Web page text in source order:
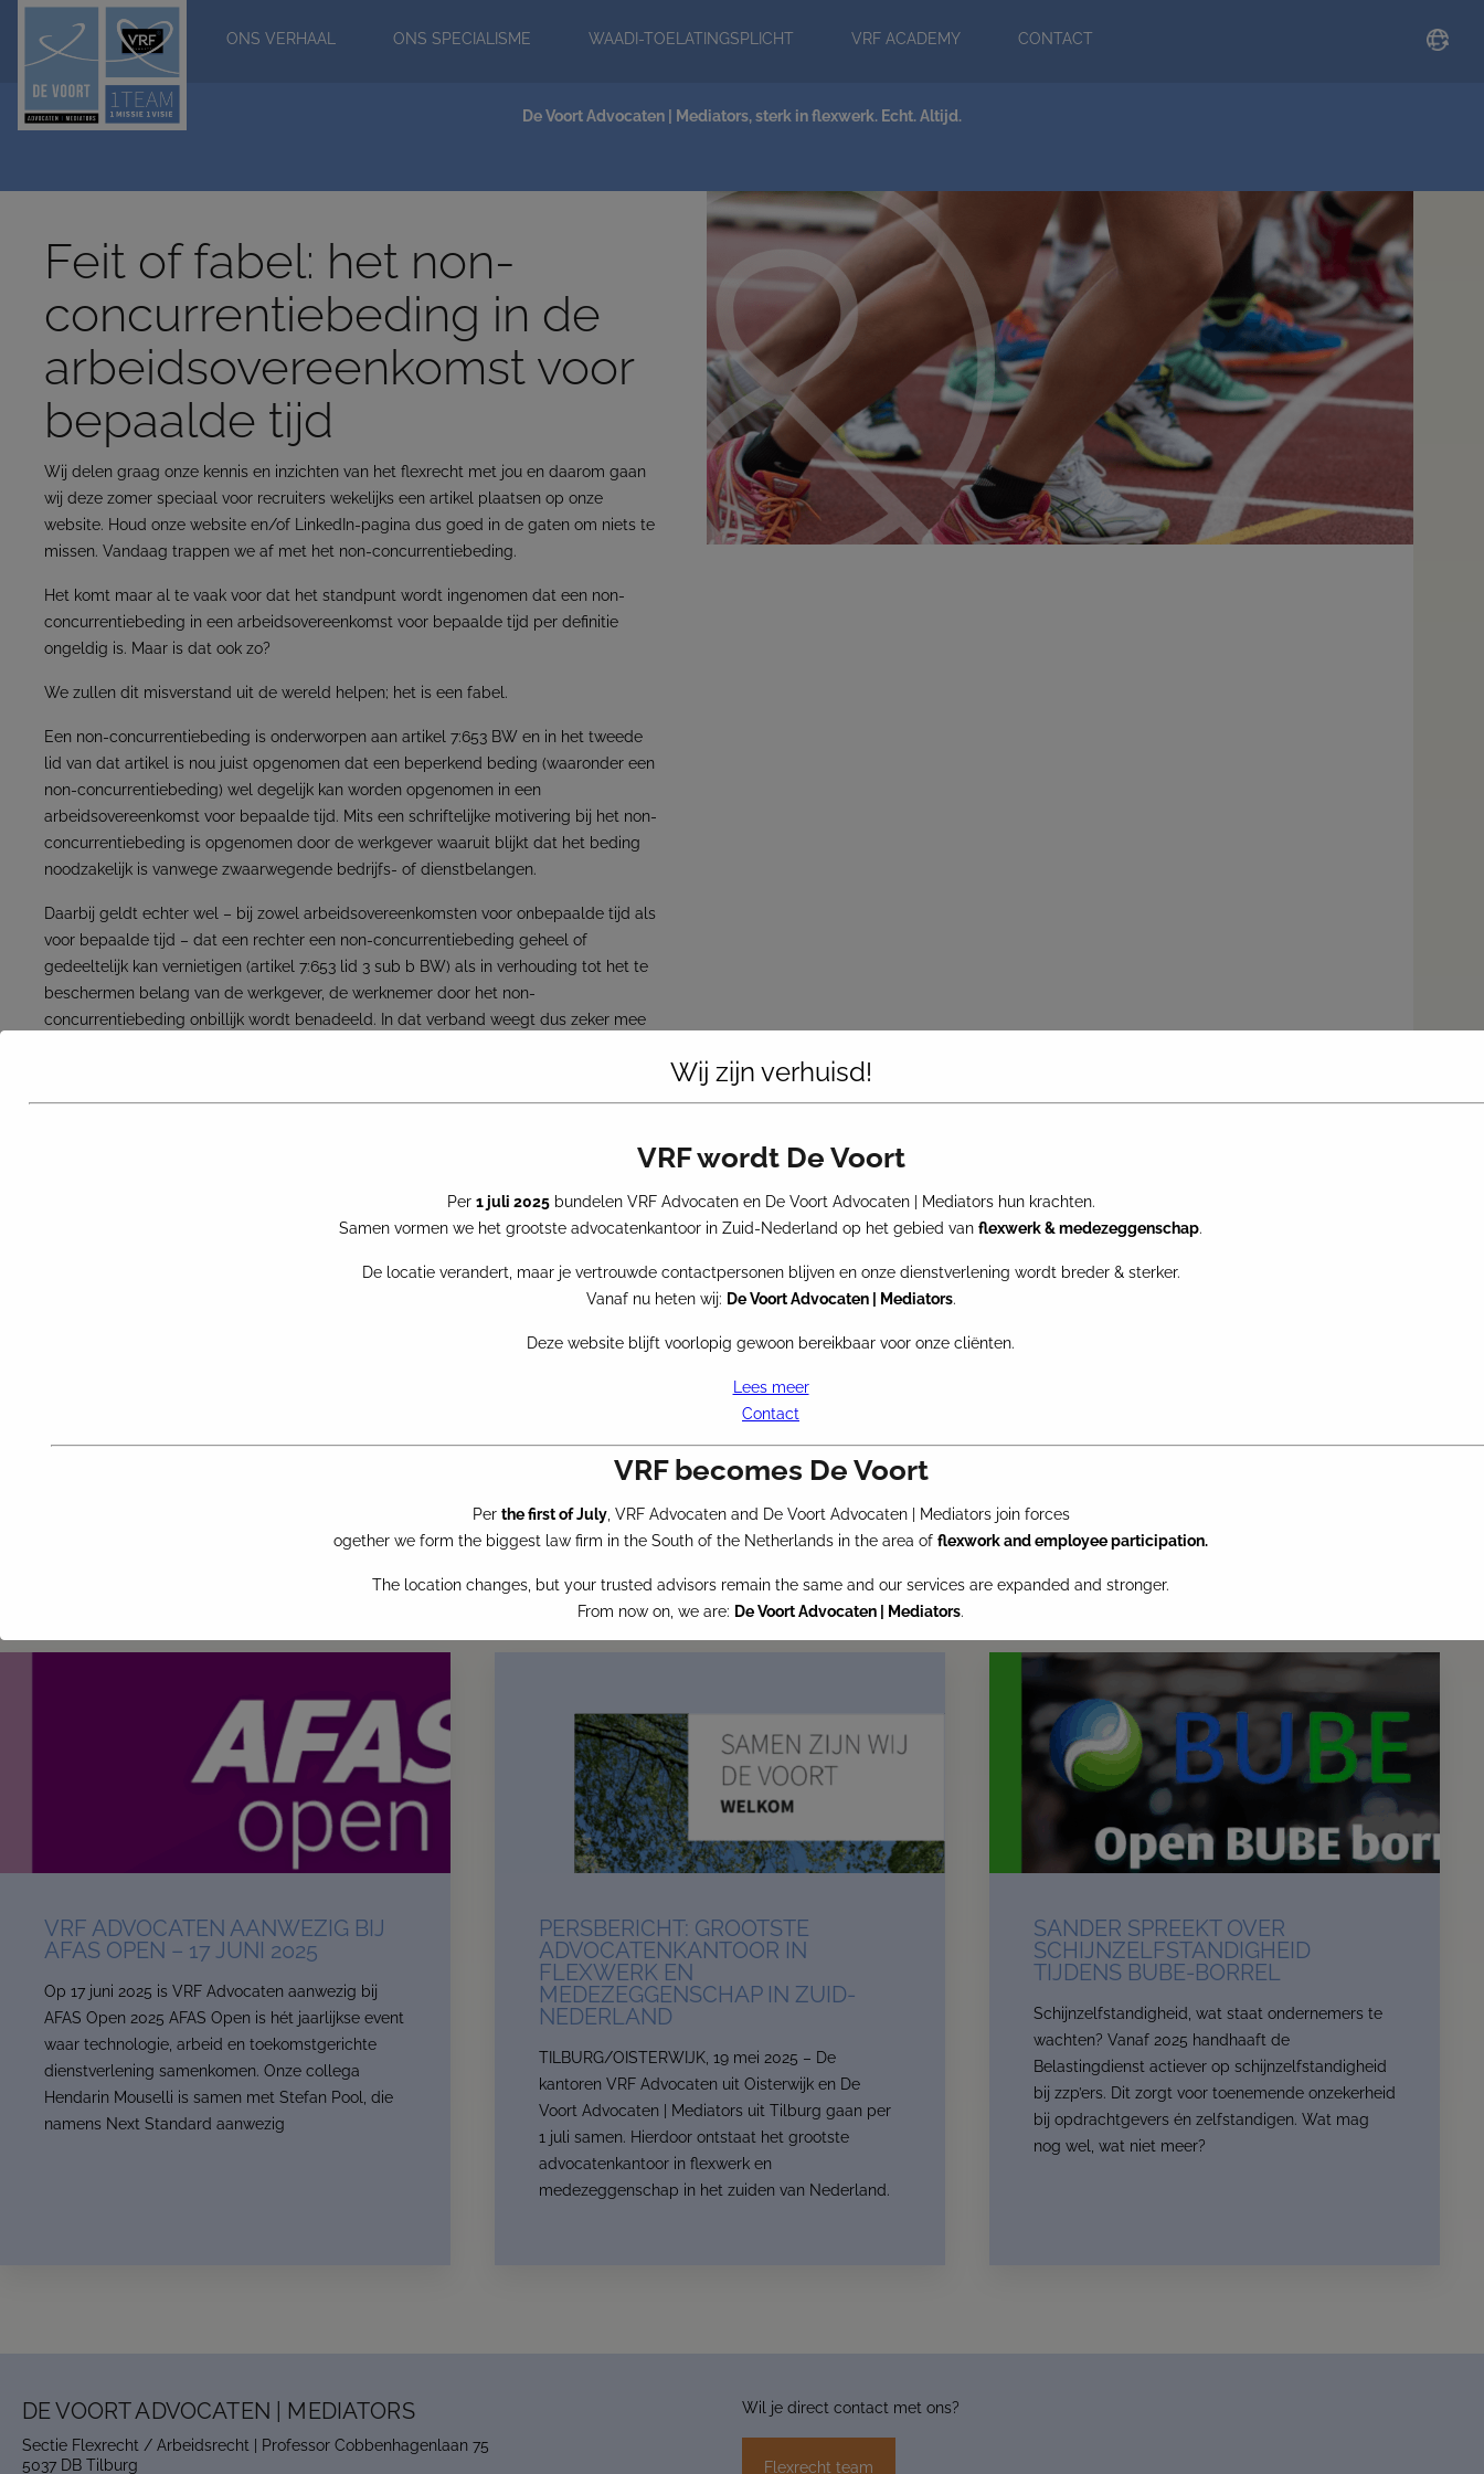
ONS VERHAAL ONS SPECIALISME WAADI-TOELATINGSPLICHT VRF ACADEMY CONTACT
De Voort Advocaten | Mediators, sterk in flexwerk. Echt. Altijd.
Feit of fabel: het non-
concurrentiebeding in de
arbeidsovereenkomst voor
bepaalde tijd
Wij delen graag onze kennis en inzichten van het flexrecht met jou en daarom gaan
wij deze zomer speciaal voor recruiters wekelijks een artikel plaatsen op onze
website. Houd onze website en/of LinkedIn-pagina dus goed in de gaten om niets te
missen. Vandaag trappen we af met het non-concurrentiebeding.
Het komt maar al te vaak voor dat het standpunt wordt ingenomen dat een non-
concurrentiebeding in een arbeidsovereenkomst voor bepaalde tijd per definitie
ongeldig is. Maar is dat ook zo?
We zullen dit misverstand uit de wereld helpen; het is een fabel.
Een non-concurrentiebeding is onderworpen aan artikel 7:653 BW en in het tweede
lid van dat artikel is nou juist opgenomen dat een beperkend beding (waaronder een
non-concurrentiebeding) wel degelijk kan worden opgenomen in een
arbeidsovereenkomst voor bepaalde tijd. Mits een schriftelijke motivering bij het non-
concurrentiebeding is opgenomen door de werkgever waaruit blijkt dat het beding
noodzakelijk is vanwege zwaarwegende bedrijfs- of dienstbelangen.
Daarbij geldt echter wel – bij zowel arbeidsovereenkomsten voor onbepaalde tijd als
voor bepaalde tijd – dat een rechter een non-concurrentiebeding geheel of
gedeeltelijk kan vernietigen (artikel 7:653 lid 3 sub b BW) als in verhouding tot het te
beschermen belang van de werkgever, de werknemer door het non-
concurrentiebeding onbillijk wordt benadeeld. In dat verband weegt dus zeker mee
werkgever geen rechten kan ontlenen aan een non-concurrentiebeding. In die zin dat
ten aanzien van unieke werkprocessen en andere concurrentiegevoelige informatie
bepaalde tijd te motiveren? Dan is de sanctie nietigheid. Oftewel, je kunt er dan geen
beroep op doen. Oef. Recentelijk is nog geoordeeld (ECLI:NL:RBROT:2022:3257) dat
VRF ADVOCATEN AANWEZIG BIJ
AFAS OPEN – 17 JUNI 2025
Op 17 juni 2025 is VRF Advocaten aanwezig bij
AFAS Open 2025 AFAS Open is hét jaarlijkse event
waar technologie, arbeid en toekomstgerichte
dienstverlening samenkomen. Onze collega
Hendarin Mouselli is samen met Stefan Pool, die
namens Next Standard aanwezig
PERSBERICHT: GROOTSTE
ADVOCATENKANTOOR IN
FLEXWERK EN
MEDEZEGGENSCHAP IN ZUID-
NEDERLAND
TILBURG/OISTERWIJK, 19 mei 2025 – De
kantoren VRF Advocaten uit Oisterwijk en De
Voort Advocaten | Mediators uit Tilburg gaan per
1 juli samen. Hierdoor ontstaat het grootste
advocatenkantoor in flexwerk en
medezeggenschap in het zuiden van Nederland.
SANDER SPREEKT OVER
SCHIJNZELFSTANDIGHEID
TIJDENS BUBE-BORREL
Schijnzelfstandigheid, wat staat ondernemers te
wachten? Vanaf 2025 handhaaft de
Belastingdienst actiever op schijnzelfstandigheid
bij zzp’ers. Dit zorgt voor toenemende onzekerheid
bij opdrachtgevers én zelfstandigen. Wat mag
nog wel, wat niet meer?
DE VOORT ADVOCATEN | MEDIATORS
Sectie Flexrecht / Arbeidsrecht | Professor Cobbenhagenlaan 75
5037 DB Tilburg
Wil je direct contact met ons?
Flexrecht team
Wij zijn verhuisd!
VRF wordt De Voort
Per 1 juli 2025bundelen VRF Advocaten en De Voort Advocaten | Mediators hun krachten.
Samen vormen we het grootste advocatenkantoor in Zuid-Nederland op het gebied van flexwerk & medezeggenschap.
De locatie verandert, maar je vertrouwde contactpersonen blijven en onze dienstverlening wordt breder & sterker.
Vanaf nu heten wij: De Voort Advocaten | Mediators.
Deze website blijft voorlopig gewoon bereikbaar voor onze cliënten.
Lees meer
Contact
VRF becomes De Voort
Per the first of July, VRF Advocaten and De Voort Advocaten | Mediators join forces
ogether we form the biggest law firm in the South of the Netherlands in the area of flexwork and employee participation.
The location changes, but your trusted advisors remain the same and our services are expanded and stronger.
From now on, we are: De Voort Advocaten | Mediators.